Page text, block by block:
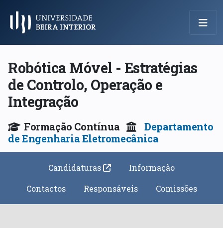
Menu Principal
Robótica Móvel - Estratégias
de Controlo, Operação e
Integração
Formação Contínua
Departamento
de Engenharia Eletromecânica
Candidaturas
Informação
Contactos
Responsáveis Comissões